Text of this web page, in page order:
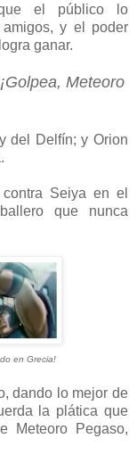
el público lo
y el poder
ganar.
Meteoro
del Delfín; y Orion
Seiya en el
que nunca
en Grecia!
dando lo mejor de
la plática que
Meteoro Pegaso,